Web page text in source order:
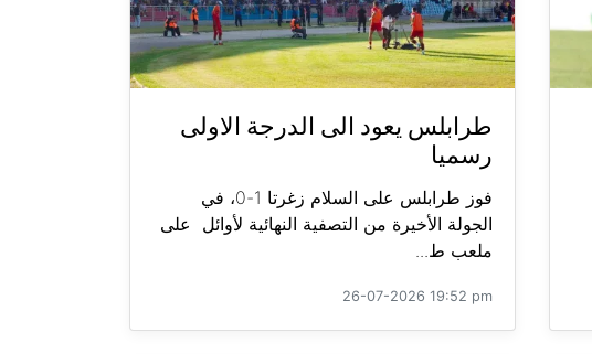
طرابلس يعود الى الدرجة الاولى
رسميا
فوز طرابلس على السلام زغرتا 1-0، في
الجولة الأخيرة من التصفية النهائية لأوائل على
ملعب ط...
26-07-2026 19:52 pm